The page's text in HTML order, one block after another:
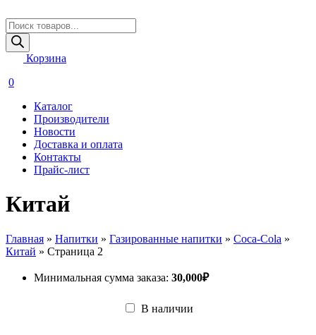
Поиск
товаров
Корзина
0
Каталог
Производители
Новости
Доставка и оплата
Контакты
Прайс-лист
Китай
Главная » Напитки » Газированные напитки » Coca-Cola »
Китай » Страница 2
Минимальная сумма заказа: 30,000₽
В наличии